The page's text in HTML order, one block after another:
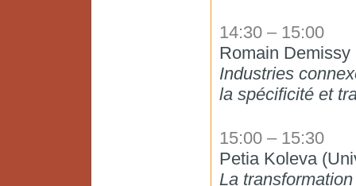
14:30 – 15:00
Romain
Industries
la spécificité et
15:00 – 15:30
Petia Koleva
La